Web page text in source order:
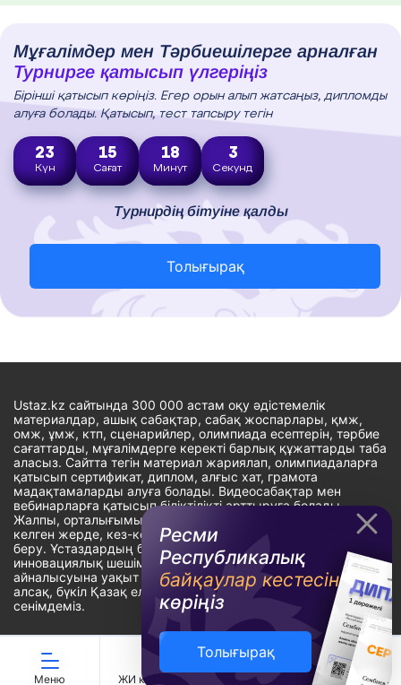
Ресми
Республикалық
байқаулар кестесін
көріңіз
Толығырақ
Мұғалімдер мен Тәрбиешілерге арналған
Турнирге қатысып үлгеріңіз
Бірінші қатысып көріңіз. Егер орын алып жатсаңыз, дипломды
алуға болады. Қатысып, тест тапсыру тегін
23
Күн
15
Сағат
18
Минут
2
Секунд
Турнирдің бітуіне қалды
Толығырақ
Меню ЖИ көмекші Ойындар Дайын ҚМЖ
Ustaz.kz сайтында 300 000 астам оқу әдістемелік
материалдар, ашық сабақтар, сабақ жоспарлары, қмж,
омж, ұмж, ктп, сценарийлер, олимпиада есептерін, тәрбие
сағаттарды, мұғалімдерге керекті барлық құжаттарды таба
аласыз. Сайтта тегін материал жариялап, олимпиадаларға
қатысып сертификат, диплом, алғыс хат, грамота
мадақтамаларды алуға болады. Видеосабақтар мен
вебинарларға қатысып біліктілікті арттыруға болады.
Жалпы, орталығымыздың басты мақсаты: ұстаздарға кез-
келген жерде, кез-келген уақытта білім алуына мүмкіндік
беру. Ұстаздардың барлық өзекті мәселелеріне
инновациялық шешім тауып, шығармашылық жұмыспен
айналысуына уақыт сыйлау. «Ұстаздарға сапалы білім бере
алсақ, бүкіл Қазақ еліне білім бере аламыз» - деген
сенімдеміз.
Сайт Peaksoft веб-студиясында жасалған - Peaksoft.kz